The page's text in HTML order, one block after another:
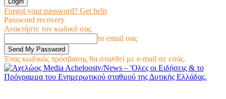
Forgot your password? Get help
Password recovery
Ανακτήστε τον κωδικό σας
το email σας
Ένας κωδικός πρόσβασης θα σταλθεί με e-mail σε εσάς.
Acheloostv/News – 'Ολες οι Ειδήσεις & το
Πρόγραμμα του Ενημερωτικού σταθμού της Δυτικής Ελλάδας.